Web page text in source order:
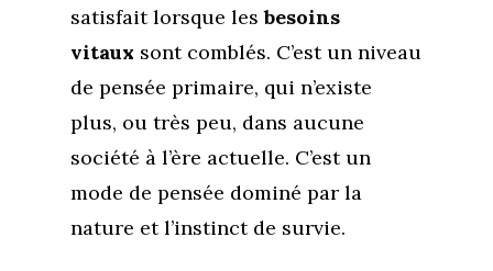
satisfait lorsque lesbesoins
vitaux sont comblés. C’est un niveau
de pensée primaire, qui n’existe
plus, ou très peu, dans aucune
société à l’ère actuelle. C’est un
mode de pensée dominé par la
nature et l’instinct de survie.